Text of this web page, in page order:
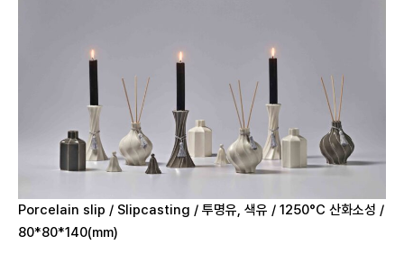
Porcelain slip / Slipcasting / 투명유, 색유 / 1250°C 산화소성 /
80*80*140(mm)